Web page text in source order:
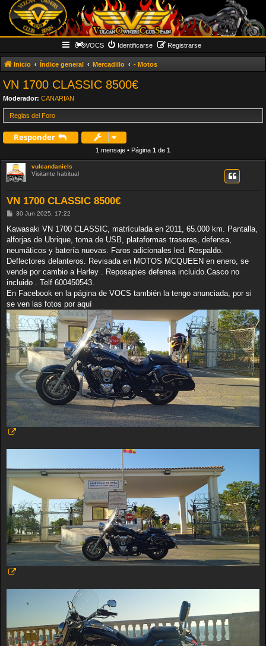
VOCS Identificarse Registrarse
Inicio Índice general Mercadillo - Motos
VN 1700 CLASSIC 8500€
Moderador: CANARIAN
Reglas del Foro
Responder
1 mensaje • Página 1 de 1
vulcandaniels
Visitante habitual
VN 1700 CLASSIC 8500€
M
n
a
j
30 Jun 2025, 17:22
Kawasaki VN 1700 CLASSIC, matrículada en 2011, 65.000 km. Pantalla,
alforjas de Ubrique, toma de USB, plataformas traseras, defensa,
neumáticos y batería nuevas. Faros adicionales led. Respaldo.
Deflectores delanteros. Revisada en MOTOS MCQUEEN en enero, se
vende por cambio a Harley . Reposapies defensa incluido.Casco no
incluido . Telf 600450543.
En Facebook en la página de VOCS también la tengo anunciada, por si
se ven las fotos por aquí